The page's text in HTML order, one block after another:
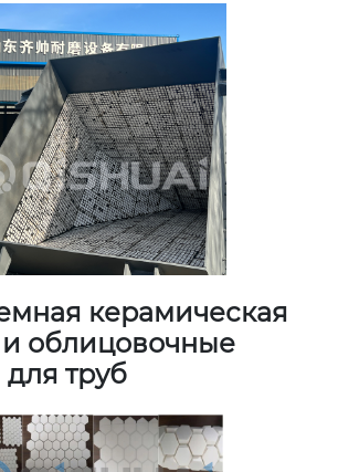
керамическая
облицовочные
труб